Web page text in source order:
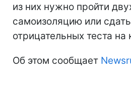
из них нужно пройти
самоизоляцию или
отрицательных теста на
Об этом сообщает